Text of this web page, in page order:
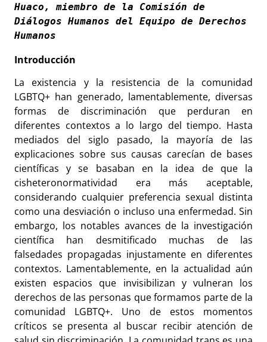
Huaco, miembro de la Comisión de
Diálogos Humanos del Equipo de Derechos
Humanos
Introducción
La existencia y la resistencia de la comunidad
LGBTQ+ han generado, lamentablemente, diversas
formas de discriminación que perduran en
diferentes contextos a lo largo del tiempo. Hasta
mediados del siglo pasado, la mayoría de las
explicaciones sobre sus causas carecían de bases
científicas y se basaban en la idea de que la
cisheteronormatividad era más aceptable,
considerando cualquier preferencia sexual distinta
como una desviación o incluso una enfermedad. Sin
embargo, los notables avances de la investigación
científica han desmitificado muchas de las
falsedades propagadas injustamente en diferentes
contextos. Lamentablemente, en la actualidad aún
existen espacios que invisibilizan y vulneran los
derechos de las personas que formamos parte de la
comunidad LGBTQ+. Uno de estos momentos
críticos se presenta al buscar recibir atención de